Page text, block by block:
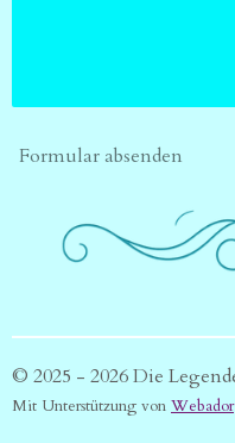
Formular absenden
© 2025 - 2026 Die
Mit Unterstützung von Webador